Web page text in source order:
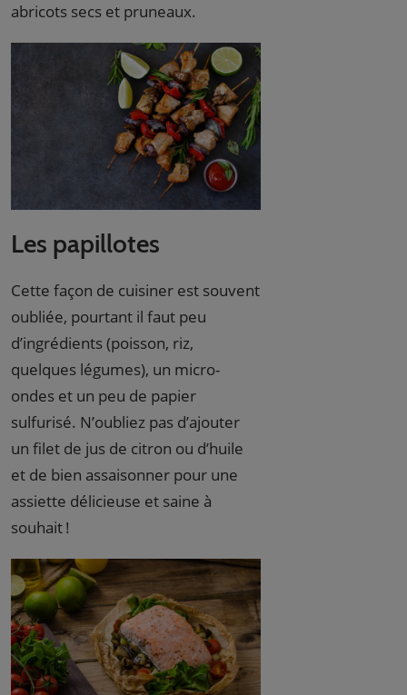
abricots secs et pruneaux.
Les papillotes
Cette façon de cuisiner est souvent
oubliée, pourtant il faut peu
d’ingrédients (poisson, riz,
quelques légumes), un micro-
ondes et un peu de papier
sulfurisé. N’oubliez pas d’ajouter
un filet de jus de citron ou d’huile
et de bien assaisonner pour une
assiette délicieuse et saine à
souhait !